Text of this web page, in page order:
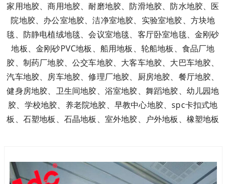
家用地胶、商用地胶、耐磨地胶、防滑地胶、防水地胶、医
院地胶、办公室地胶、洁净室地胶、实验室地胶、方块地
毯、防静电植绒地毯、会议室地毯、客厅卧室地毯、金刚砂
地板、金刚砂PVC地板、船用地板、轮船地板、食品厂地
胶、制药厂地胶、公交车地胶、大客车地胶、大巴车地胶、
汽车地胶、房车地胶、修理厂地胶、厨房地胶、餐厅地胶、
健身房地胶、卫生间地胶、浴室地胶、舞蹈地胶、幼儿园地
胶、学校地胶、养老院地胶、早教中心地胶、spc卡扣式地
板、石塑地板、石晶地板、室外地胶、户外地板、橡塑地板